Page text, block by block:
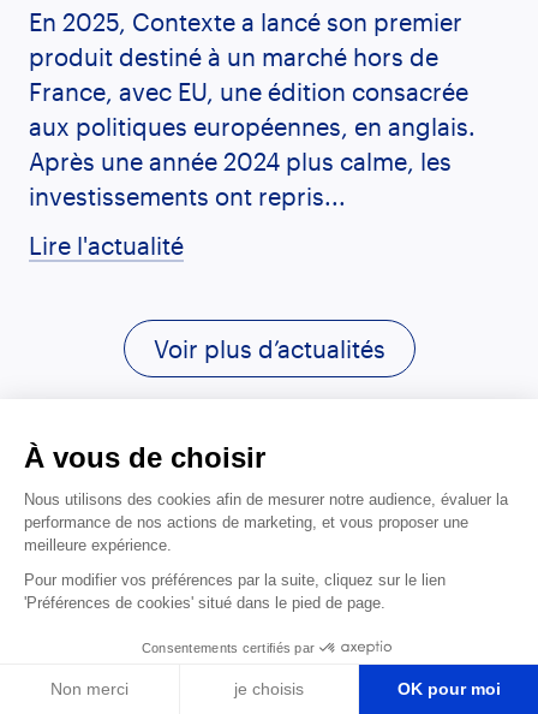
En 2025, Contexte a lancé son premier
produit destiné à un marché hors de
France, avec EU, une édition consacrée
aux politiques européennes, en anglais.
Après une année 2024 plus calme, les
investissements ont repris...
Lire l'actualité
Voir plus d’actualités
Nous contacter
Informer la rédaction
Aide
CGV
Politique de confidentialité
À vous de choisir
Nous utilisons des cookies afin de mesurer notre audience, évaluer la
performance de nos actions de marketing, et vous proposer une
meilleure expérience.
Pour modifier vos préférences par la suite, cliquez sur le lien
'Préférences de cookies' situé dans le pied de page.
Consentements certifiés par
Non merci je choisis OK pour moi